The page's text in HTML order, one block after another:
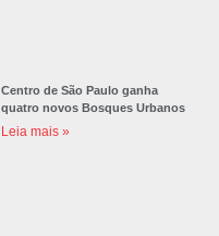
Centro de São Paulo ganha
quatro novos Bosques Urbanos
Leia mais »